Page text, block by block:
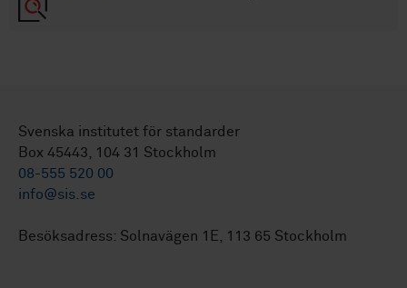
Svenska institutet för standarder
Box 45443, 104 31 Stockholm
08-555 520 00
info@sis.se
Besöksadress: Solnavägen 1E, 113 65 Stockholm